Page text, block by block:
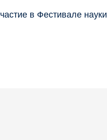
в Фестивале науки